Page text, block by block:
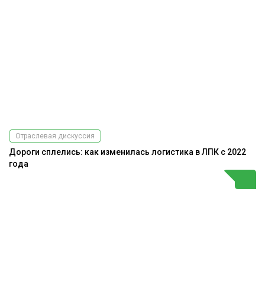
Отраслевая дискуссия
Дороги сплелись: как изменилась логистика в ЛПК с 2022
года